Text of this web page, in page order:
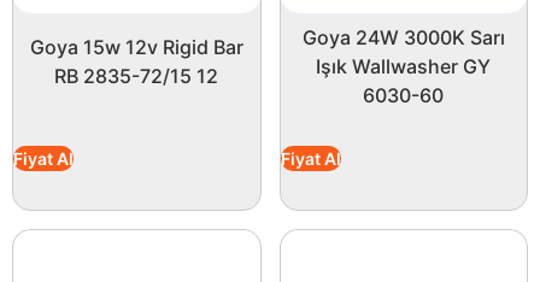
Goya 15w 12v Rigid Bar
RB 2835-72/15 12
Fiyat Al
Goya 24W 3000K Sarı
Işık Wallwasher GY
6030-60
Fiyat Al